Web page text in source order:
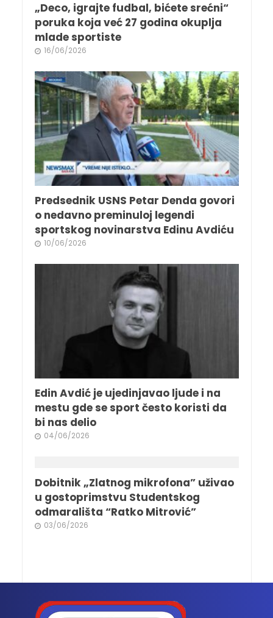
„Deco, igrajte fudbal, bićete srećni“
poruka koja već 27 godina okuplja
mlade sportiste
16/06/2026
Predsednik USNS Petar Denda govori
o nedavno preminuloj legendi
sportskog novinarstva Edinu Avdiću
10/06/2026
Edin Avdić je ujedinjavao ljude i na
mestu gde se sport često koristi da
bi nas delio
04/06/2026
Dobitnik „Zlatnog mikrofona” uživao
u gostoprimstvu Studentskog
odmarališta “Ratko Mitrović”
03/06/2026